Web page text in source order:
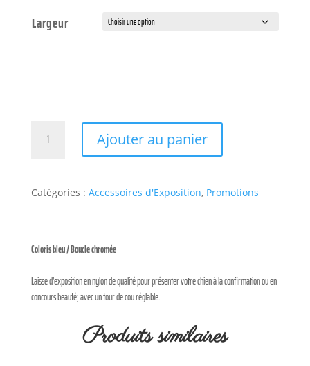
Largeur
d'exposition
1,20
Ajouter au panier
Catégories : Accessoires d'Exposition, Promotions
Coloris bleu / Boucle chromée
Laisse d’exposition en nylon de qualité pour présenter votre chien à la confirmation ou en
concours beauté; avec un tour de cou réglable.
Produits similaires